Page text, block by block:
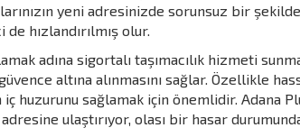
yeni adresinizde sorunsuz bir şekilde
hızlandırılmış olur.
adına sigortalı taşımacılık hizmeti
altına alınmasını sağlar. Özellikle
huzurunu sağlamak için önemlidir. Adana
ulaştırıyor, olası bir hasar durumunda